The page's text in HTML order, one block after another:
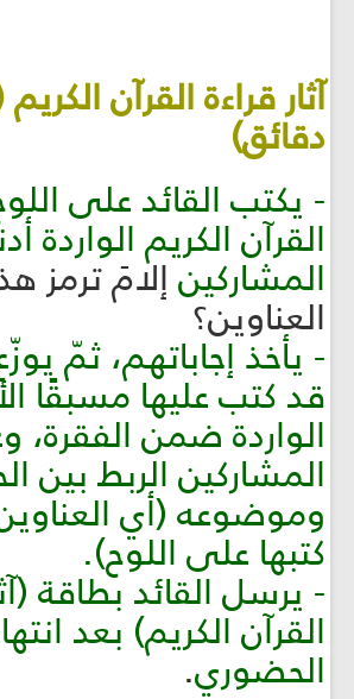
دقائق)
- يكتب القائد على
القرآن الكريم الواردة
المشاركين إلامَ ترمز
العناوين؟
- يأخذ إجاباتهم، ثمّ
قد كتب عليها مسبقًا
الواردة ضمن الفقرة،
المشاركين الربط بين
وموضوعه (أي
كتبها على اللوح).
- يرسل القائد بطاقة
القرآن الكريم) بعد
الحضوري.